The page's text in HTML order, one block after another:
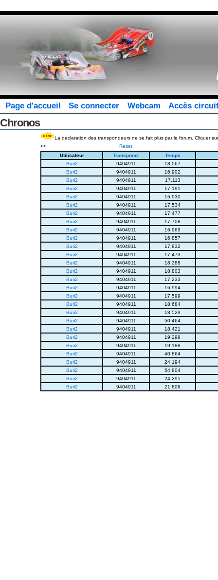
Page d'accueil Se connecter Webcam Accès
Chronos
La déclaration des transpondeurs ne se fait plus par le forum. Cliquer
<<
Reset
Utilisateur
Transpond.
Temps
Buri2
9404911 18.067
Buri2
9404911 16.902
Buri2
9404911 17.113
Buri2
9404911 17.191
Buri2
9404911 16.930
Buri2
9404911 17.534
Buri2
9404911 17.477
Buri2
9404911 17.708
Buri2
9404911 16.969
Buri2
9404911 16.857
Buri2
9404911 17.832
Buri2
9404911 17.473
Buri2
9404911 18.288
Buri2
9404911 18.803
Buri2
9404911 17.233
Buri2
9404911 16.994
Buri2
9404911 17.599
Buri2
9404911 18.684
Buri2
9404911 18.529
Buri2
9404911 50.464
Buri2
9404911 18.421
Buri2
9404911 19.298
Buri2
9404911 19.188
Buri2
9404911 40.864
Buri2
9404911 24.194
Buri2
9404911 54.804
Buri2
9404911 24.295
Buri2
9404911 21.806